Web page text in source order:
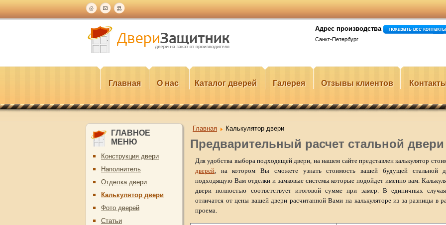
Адрес производства
Санкт-Петербург
Главная О нас Каталог дверей Галерея Отзывы клиентов
ГЛАВНОЕ
МЕНЮ
Конструкция двери
Наполнитель
Отделка двери
Калькулятор двери
Фото дверей
Статьи
Главная Калькулятор двери
Предварительный расчет стальной двери
Для удобства выбора подходящей двери, на нашем сайте представлен калькулятор
дверей, на котором Вы сможете узнать стоимость вашей будущей стальной
подходящую Вам отделки и замковые системы которые подойдет именно вам.
двери полностью соответствует итоговой сумме при замер. В единичных
отличатся от цены вашей двери расчитанной Вами на калькуляторе из за разницы в
проема.